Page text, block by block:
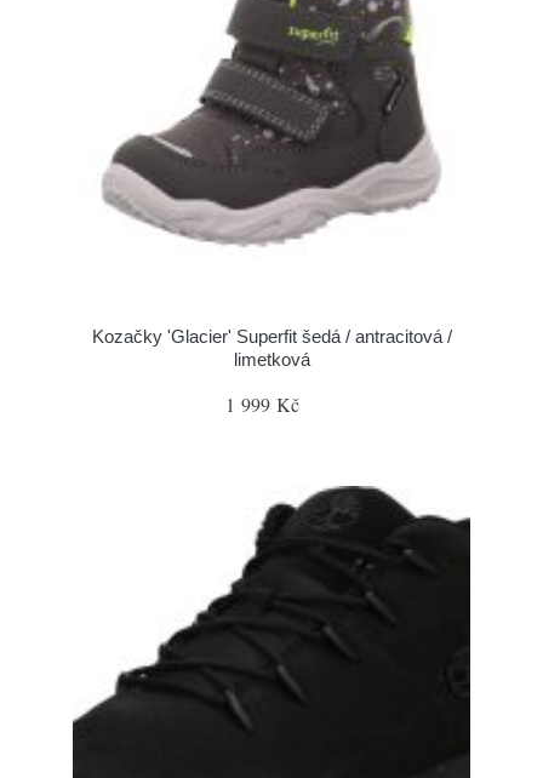
Kozačky 'Glacier' Superfit šedá / antracitová /
limetková
1 999 Kč